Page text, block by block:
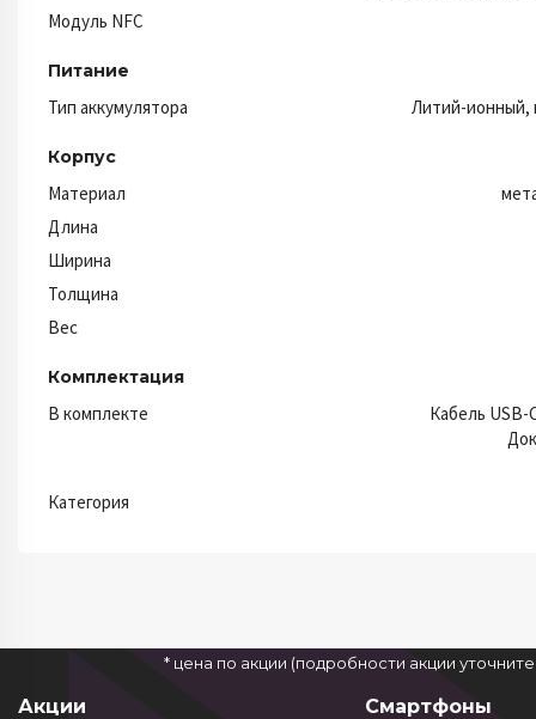
Модуль NFC
Питание
Тип аккумулятора Литий-ионный,
Корпус
Материал
Длина
Ширина
Толщина
Вес
Комплектация
В комплекте
Кабель
Категория
* цена по акции (подробности акции
Акции
Смартфоны